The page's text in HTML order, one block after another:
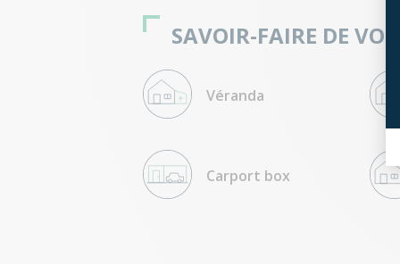
SAVOIR-FAIRE DE
Véranda
Carport box